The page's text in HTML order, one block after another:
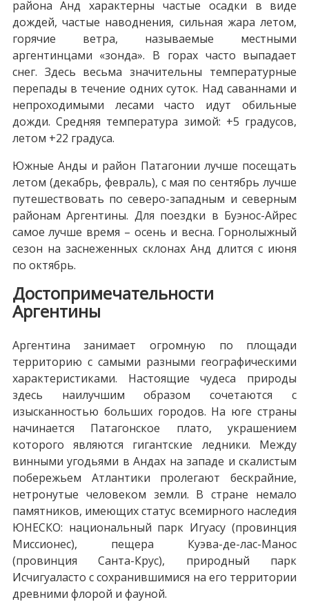
района Анд характерны частые осадки в виде
дождей, частые наводнения, сильная жара летом,
горячие ветра, называемые местными
аргентинцами «зонда». В горах часто выпадает
снег. Здесь весьма значительны температурные
перепады в течение одних суток. Над саваннами и
непроходимыми лесами часто идут обильные
дожди. Средняя температура зимой: +5 градусов,
летом +22 градуса.
Южные Анды и район Патагонии лучше посещать
летом (декабрь, февраль), с мая по сентябрь лучше
путешествовать по северо-западным и северным
районам Аргентины. Для поездки в Буэнос-Айрес
самое лучше время – осень и весна. Горнолыжный
сезон на заснеженных склонах Анд длится с июня
по октябрь.
Достопримечательности
Аргентины
Аргентина занимает огромную по площади
территорию с самыми разными географическими
характеристиками. Настоящие чудеса природы
здесь наилучшим образом сочетаются с
изысканностью больших городов. На юге страны
начинается Патагонское плато, украшением
которого являются гигантские ледники. Между
винными угодьями в Андах на западе и скалистым
побережьем Атлантики пролегают бескрайние,
нетронутые человеком земли. В стране немало
памятников, имеющих статус всемирного наследия
ЮНЕСКО: национальный парк Игуасу (провинция
Миссионес), пещера Куэва-де-лас-Манос
(провинция Санта-Крус), природный парк
Исчигуаласто с сохранившимися на его территории
древними флорой и фауной.